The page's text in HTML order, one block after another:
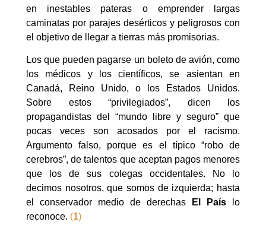
en inestables pateras o emprender largas
caminatas por parajes desérticos y peligrosos con
el objetivo de llegar a tierras más promisorias.
Los que pueden pagarse un boleto de avión, como
los médicos y los científicos, se asientan en
Canadá, Reino Unido, o los Estados Unidos.
Sobre estos “privilegiados”, dicen los
propagandistas del “mundo libre y seguro” que
pocas veces son acosados por el racismo.
Argumento falso, porque es el típico “robo de
cerebros”, de talentos que aceptan pagos menores
que los de sus colegas occidentales. No lo
decimos nosotros, que somos de izquierda; hasta
el conservador medio de derechas
El País
lo
reconoce. (1)